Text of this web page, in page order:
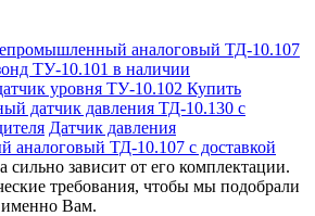
аналоговый ТД-10.107
ТУ-10.101 в наличии
уровня ТУ-10.102 Купить
датчик давления ТД-10.130 с
Датчик давления
ТД-10.107 с доставкой
зависит от его комплектации.
требования, чтобы мы подобрали
именно Вам.